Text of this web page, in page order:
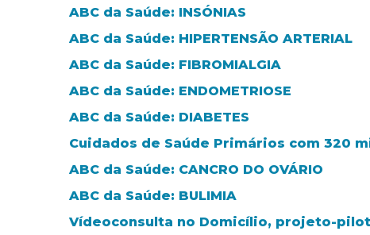
ABC da Saúde: INSÓNIAS
ABC da Saúde: HIPERTENSÃO ARTERIAL
ABC da Saúde: FIBROMIALGIA
ABC da Saúde: ENDOMETRIOSE
ABC da Saúde: DIABETES
Cuidados de Saúde Primários com 320
ABC da Saúde: CANCRO DO OVÁRIO
ABC da Saúde: BULIMIA
Vídeoconsulta no Domicílio, projeto-